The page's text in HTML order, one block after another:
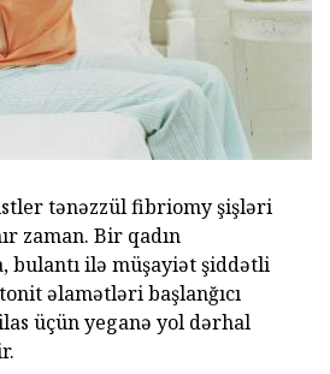
tənəzzül fibriomy şişləri
zaman. Bir qadın
bulantı ilə müşayiət şiddətli
əlamətləri başlanğıcı
üçün yeganə yol dərhal